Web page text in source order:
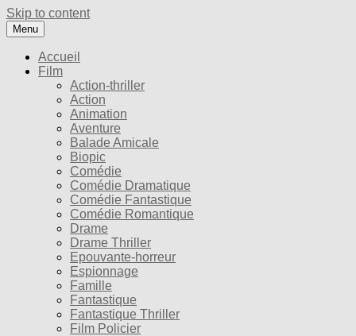
Skip to content
Menu
Accueil
Film
Action-thriller
Action
Animation
Aventure
Balade Amicale
Biopic
Comédie
Comédie Dramatique
Comédie Fantastique
Comédie Romantique
Drame
Drame Thriller
Epouvante-horreur
Espionnage
Famille
Fantastique
Fantastique Thriller
Film Policier